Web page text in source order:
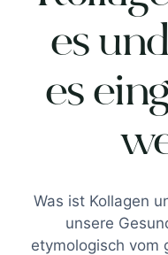
es
es
Was ist Kollagen
unsere
etymologisch vom